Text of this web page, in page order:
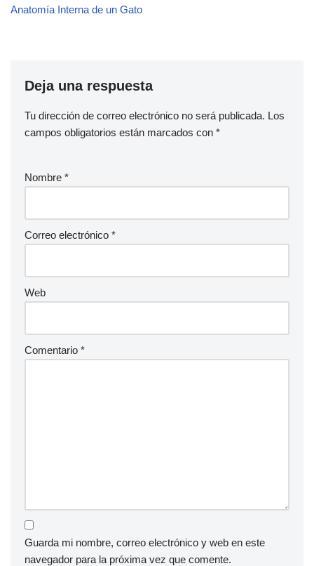
Anatomía Interna de un Gato
Deja una respuesta
Tu dirección de correo electrónico no será publicada. Los
campos obligatorios están marcados con *
Nombre *
Correo electrónico *
Web
Comentario *
Guarda mi nombre, correo electrónico y web en este
navegador para la próxima vez que comente.